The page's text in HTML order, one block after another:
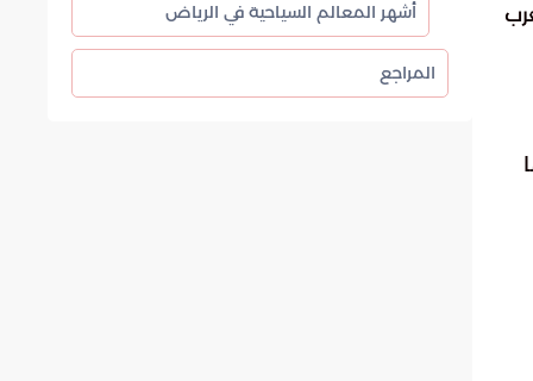
أشهر المعالم السياحية في الرياض
المراجع